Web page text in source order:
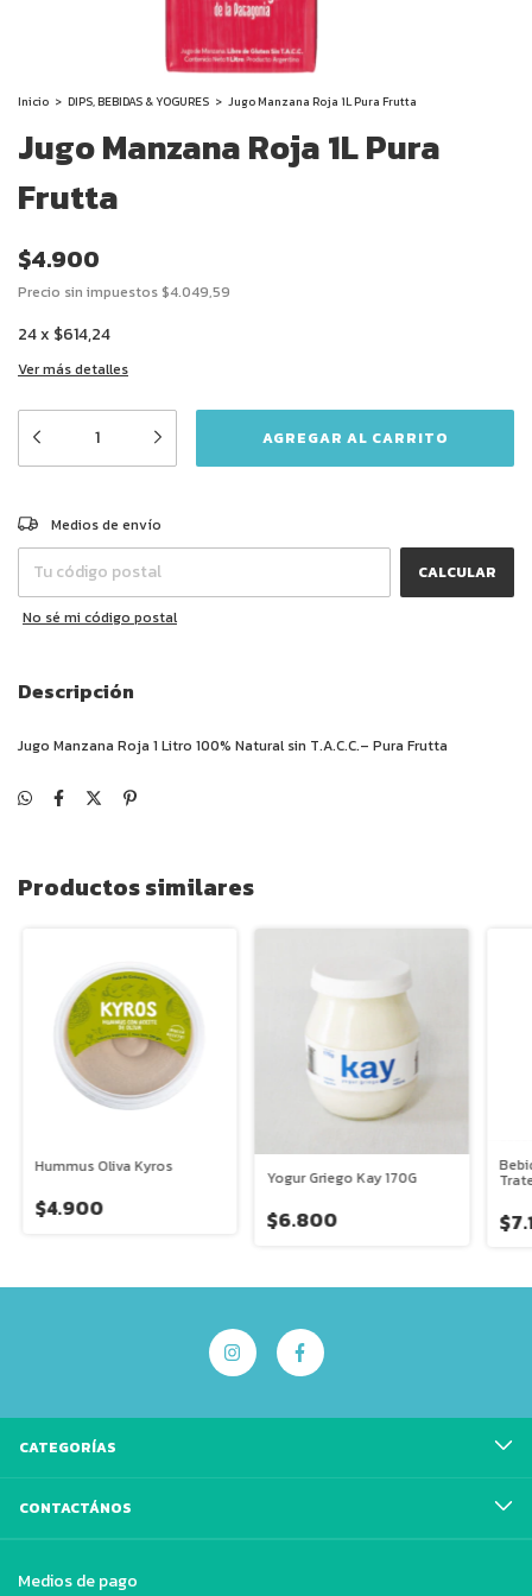
Inicio > DIPS, BEBIDAS & YOGURES > Jugo Manzana Roja 1L Pura Frutta
Jugo Manzana Roja 1L Pura
Frutta
$4.900
Precio sin impuestos$4.049,59
24x $614,24
Ver más detalles
Entregas para el CP:
Medios de envío
CALCULAR
No sé mi código postal
Descripción
Jugo Manzana Roja 1 Litro 100% Natural sin T.A.C.C.– Pura Frutta
Productos similares
Hummus Oliva Kyros
$4.900
Yogur Griego Kay 170G
$6.800
CATEGORÍAS
CONTACTÁNOS
Medios de pago